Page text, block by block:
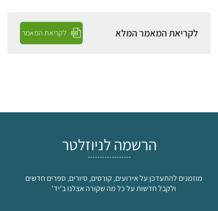
לקריאת המאמר המלא לקריאת המאמר
הרשמה לניוזלטר
מוזמנים להתעדכן על אירועים, קורסים, סיורים, ספרים חדשים
ולקבל חדשות על כל מה שקורה אצלנו ב'יד'